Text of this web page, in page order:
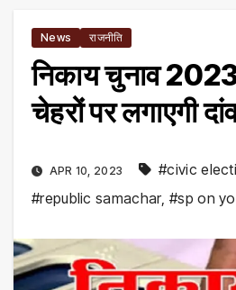
News राजनीति
निकाय चुनाव
चेहरों पर लगाएगी
APR 10, 2023 #civic
#republic samachar,#sp on